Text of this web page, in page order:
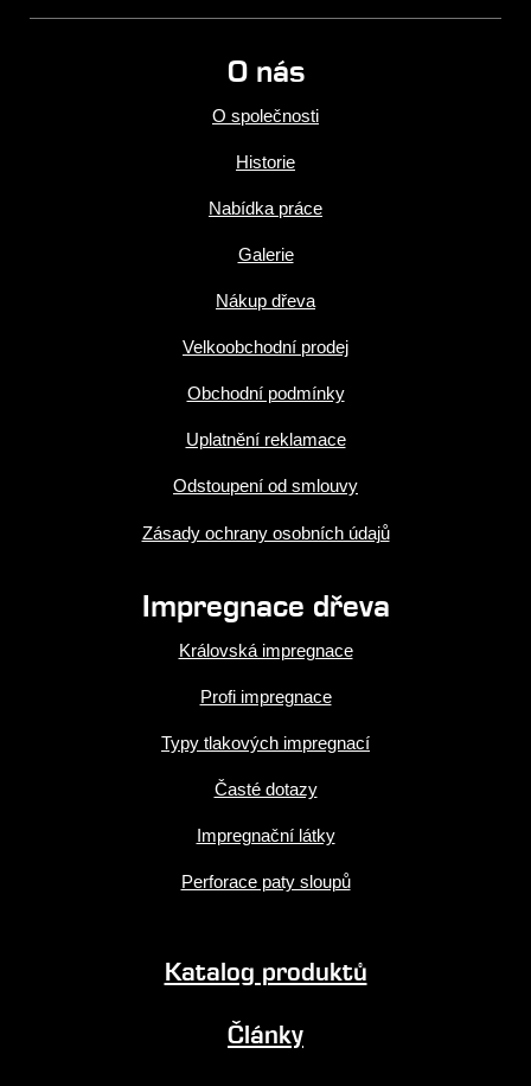
O nás
O společnosti
Historie
Nabídka práce
Galerie
Nákup dřeva
Velkoobchodní prodej
Obchodní podmínky
Uplatnění reklamace
Odstoupení od smlouvy
Zásady ochrany osobních údajů
Impregnace dřeva
Královská impregnace
Profi impregnace
Typy tlakových impregnací
Časté dotazy
Impregnační látky
Perforace paty sloupů
Katalog produktů
Články